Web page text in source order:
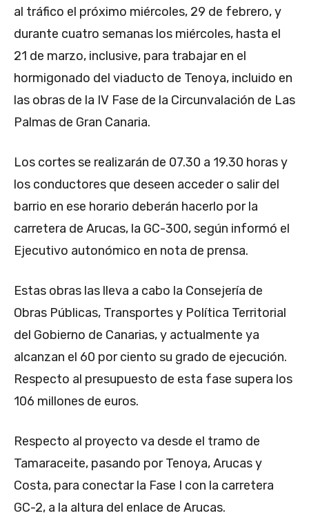
al tráfico el próximo miércoles, 29 de febrero, y
durante cuatro semanas los miércoles, hasta el
21 de marzo, inclusive, para trabajar en el
hormigonado del viaducto de Tenoya, incluido en
las obras de la IV Fase de la Circunvalación de Las
Palmas de Gran Canaria.
Los cortes se realizarán de 07.30 a 19.30 horas y
los conductores que deseen acceder o salir del
barrio en ese horario deberán hacerlo por la
carretera de Arucas, la GC-300, según informó el
Ejecutivo autonómico en nota de prensa.
Estas obras las lleva a cabo la Consejería de
Obras Públicas, Transportes y Política Territorial
del Gobierno de Canarias, y actualmente ya
alcanzan el 60 por ciento su grado de ejecución.
Respecto al presupuesto de esta fase supera los
106 millones de euros.
Respecto al proyecto va desde el tramo de
Tamaraceite, pasando por Tenoya, Arucas y
Costa, para conectar la Fase I con la carretera
GC-2, a la altura del enlace de Arucas.